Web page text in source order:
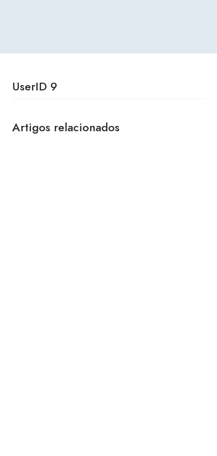
UserID 9
Artigos relacionados